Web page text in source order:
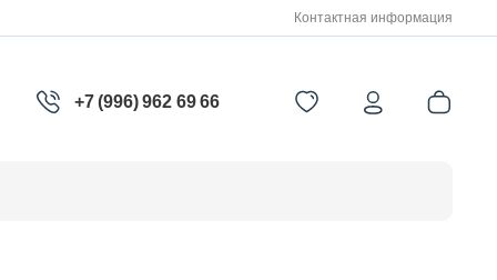
Контактная информация
+7 (996) 962 69 66